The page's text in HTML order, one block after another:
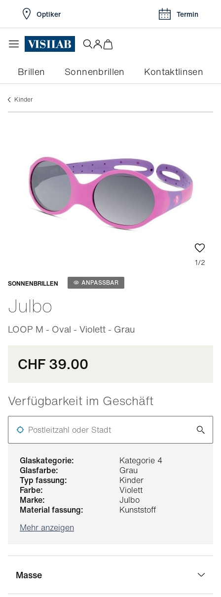
Optiker Termin
Brillen Sonnenbrillen Kontaktlinsen
kinder
glaskategorie:
Kategorie 4
glasfarbe:
Grau
typ fassung:
Kinder
farbe:
Violett
marke:
Julbo
material fassung:
Kunststoff
Mehr anzeigen
Masse
1/2
SONNENBRILLEN ANPASSBAR
Julbo
LOOP M - Oval - Violett - Grau
Anpassbar
CHF 39.00
Verfügbarkeit im Geschäft
Postleitzahl oder Stadt